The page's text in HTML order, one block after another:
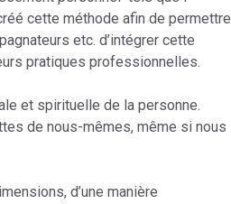
cette méthode afin de permettre
etc. d’intégrer cette
pratiques professionnelles.
et spirituelle de la personne.
de nous-mêmes, même si nous
d’une manière